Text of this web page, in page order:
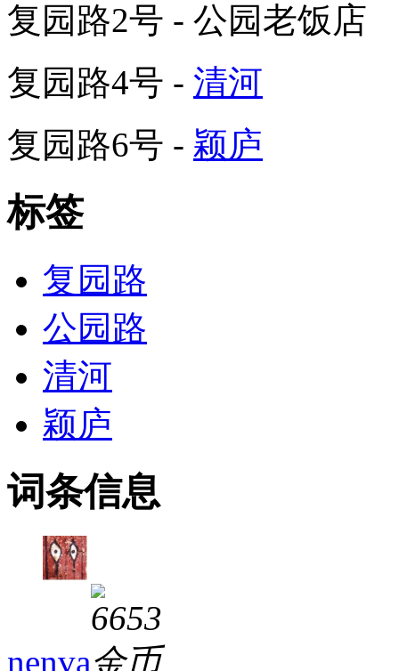
复园路2号 - 公园老饭店
复园路4号 - 清河
复园路6号 - 颖庐
标签
复园路
公园路
清河
颖庐
词条信息
nenva